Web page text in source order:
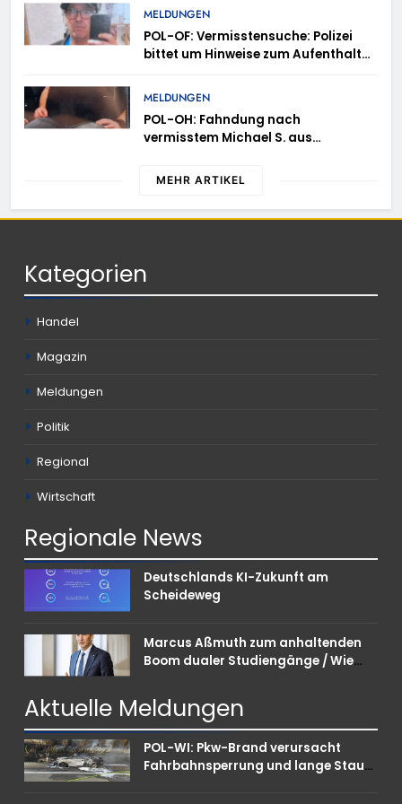
Anmeldung erforderlich
MELDUNGEN
POL-OF: Vermisstensuche: Polizei
bittet um Hinweise zum Aufenthalt
MELDUNGEN
POL-OH: Fahndung nach
vermisstem Michael S. aus
MEHR ARTIKEL
Kategorien
Handel
Magazin
Meldungen
Politik
Regional
Wirtschaft
Regionale News
Deutschlands KI-Zukunft am
Scheideweg
Marcus Aßmuth zum anhaltenden
Boom dualer Studiengänge / Wie
punkten können
Aktuelle Meldungen
POL-WI: Pkw-Brand verursacht
Fahrbahnsperrung und lange Staus